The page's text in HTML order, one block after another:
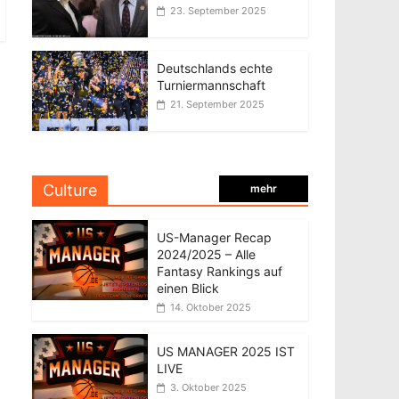
23. September 2025
Deutschlands echte
Turniermannschaft
21. September 2025
Culture mehr
US-Manager Recap
2024/2025 – Alle
Fantasy Rankings auf
einen Blick
14. Oktober 2025
US MANAGER 2025 IST
LIVE
3. Oktober 2025